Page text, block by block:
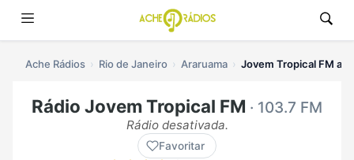
Ache Rádios Rio de Janeiro Araruama Jovem Tropical FM ao
Rádio Jovem Tropical FM · 103.7 FM
Rádio desativada.
Favoritar